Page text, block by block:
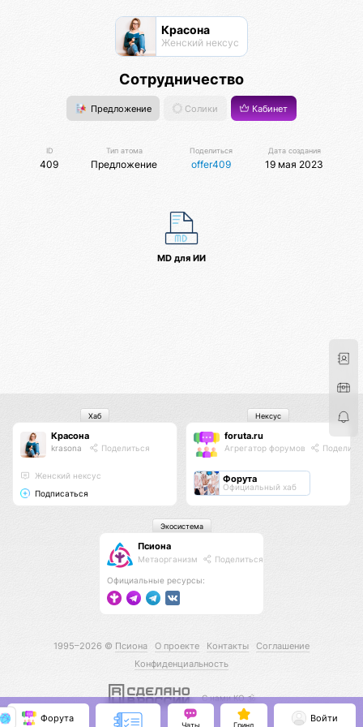
Красона
Женский нексус
Сотрудничество
Предложение Солики Кабинет
ID
409
Тип атома
Предложение
Поделиться
offer409
Дата создания
19 мая 2023
MD для ИИ
Красона
krasona Поделиться
Женский нексус
Подписаться
Хаб
foruta.ru
Агрегатор форумов
Форута
Официальный хаб
Нексус
Псиона
Метаорганизм Поделиться
Официальные ресурсы:
Экосистема
1995–2026 © Псиона О проекте Контакты
Соглашение
Конфиденциальность
С нами КО 🕉️
Форута
Чаты Гринд
Войти